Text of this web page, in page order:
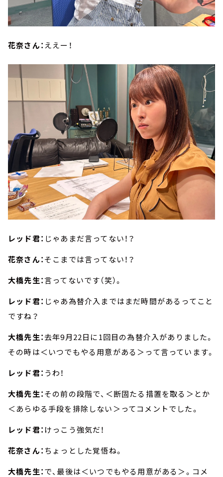
花奈さん： ええー！
レッド君： じゃあまだ言ってない！？
花奈さん：そこまでは言ってない！？
大橋先生：言ってないです（笑）。
レッド君： じゃあ為替介入まではまだ時間があるってこと
ですね？
大橋先生：去年9月22日に1回目の為替介入がありました。
その時は＜いつでもやる用意がある＞って言っています。
レッド君： うわ！
大橋先生：その前の段階で、＜断固たる措置を取る＞とか
＜あらゆる手段を排除しない＞ってコメントでした。
レッド君：けっこう強気だ！
花奈さん： ちょっとした覚悟ね。
大橋先生：で、最後は＜いつでもやる用意がある＞。コメ